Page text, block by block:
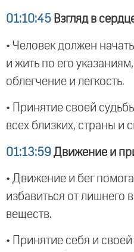
01:10:45 Взгляд в
• Человек должен
и жить по его
облегчение и легкость.
• Принятие своей
всех близких, страны и
01:13:59 Движение и
• Движение и бег
избавиться от лишнего
веществ.
• Принятие себя и